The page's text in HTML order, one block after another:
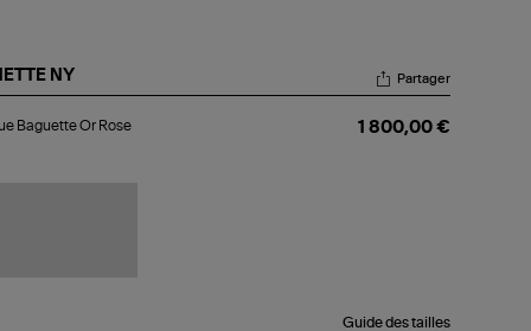
NY Partager
Baguette Or Rose 1 800,00 €
Guide des tailles